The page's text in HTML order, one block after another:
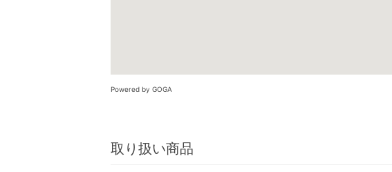
Powered by GOGA
取り扱い商品